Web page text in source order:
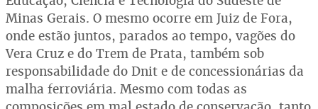
Minas Gerais. O mesmo ocorre em Juiz de Fora,
onde estão juntos, parados ao tempo, vagões do
Vera Cruz e do Trem de Prata, também sob
responsabilidade do Dnit e de concessionárias da
malha ferroviária. Mesmo com todas as